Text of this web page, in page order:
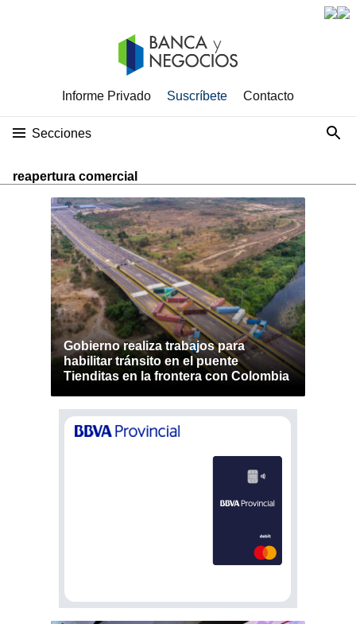
Informe Privado Suscríbete Contacto
Secciones
reapertura comercial
Gobierno realiza trabajos para
habilitar tránsito en el puente
Tienditas en la frontera con Colombia